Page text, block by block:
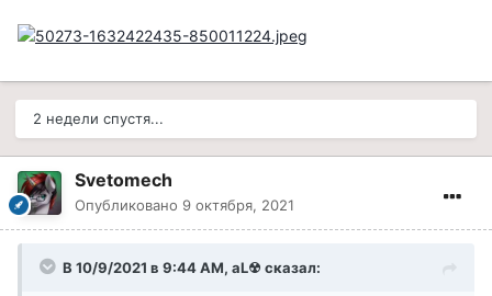
2 недели спустя...
Svetomech
Опубликовано 9 октября, 2021
В 10/9/2021 в 9:44 AM, aL☢ сказал: